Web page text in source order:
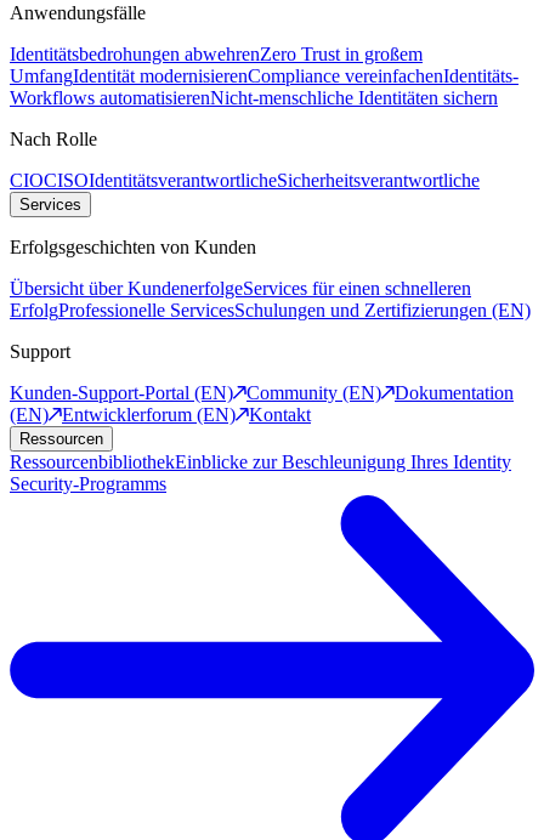
Anwendungsfälle
Identitätsbedrohungen abwehrenZero Trust in großem
UmfangIdentität modernisierenCompliance vereinfachenIdentitäts-
Workflows automatisierenNicht-menschliche Identitäten sichern
Nach Rolle
CIOCISOIdentitätsverantwortlicheSicherheitsverantwortliche
Services
Erfolgsgeschichten von Kunden
Übersicht über KundenerfolgeServices für einen schnelleren
ErfolgProfessionelle ServicesSchulungen und Zertifizierungen (EN)
Support
Kunden-Support-Portal (EN)
Community (EN)
Dokumentation
(EN)
Entwicklerforum (EN) Kontakt
Ressourcen
RessourcenbibliothekEinblicke zur Beschleunigung Ihres Identity
Security-Programms